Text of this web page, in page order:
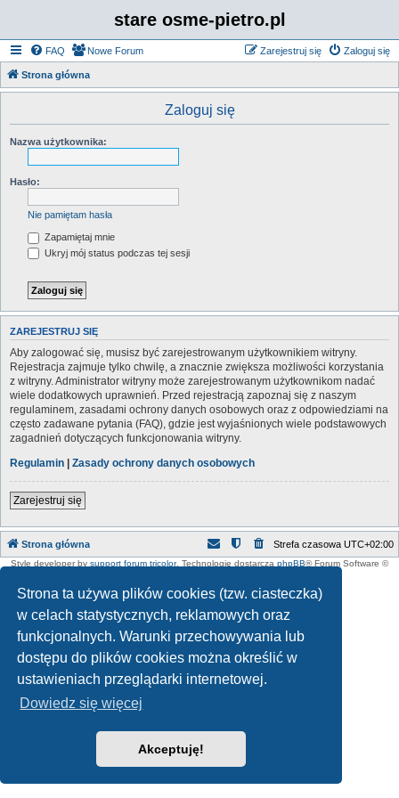
Strona ta używa plików cookies (tzw. ciasteczka)
w celach statystycznych, reklamowych oraz
funkcjonalnych. Warunki przechowywania lub
dostępu do plików cookies można określić w
ustawieniach przeglądarki internetowej.
Dowiedz się więcej
Akceptuję!
stare osme-pietro.pl
FAQ Zaloguj się
Zarejestruj się
Nowe Forum
Strona główna
Zaloguj się
Nazwa użytkownika:
Hasło:
Nie pamiętam hasła
Zapamiętaj mnie
Ukryj mój status podczas tej sesji
ZAREJESTRUJ SIĘ
Aby zalogować się, musisz być zarejestrowanym użytkownikiem witryny.
Rejestracja zajmuje tylko chwilę, a znacznie zwiększa możliwości korzystania
z witryny. Administrator witryny może zarejestrowanym użytkownikom nadać
wiele dodatkowych uprawnień. Przed rejestracją zapoznaj się z naszym
regulaminem, zasadami ochrony danych osobowych oraz z odpowiedziami na
często zadawane pytania (FAQ), gdzie jest wyjaśnionych wiele podstawowych
zagadnień dotyczących funkcjonowania witryny.
Regulamin | Zasady ochrony danych osobowych
Zarejestruj się
Strona główna Strefa czasowa UTC+02:00
Style developer by support forum tricolor, Technologię dostarcza phpBB® Forum Software ©